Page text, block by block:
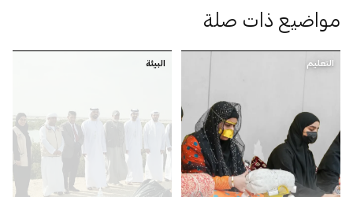
مواضيع ذات صلة
التعليم البيئة